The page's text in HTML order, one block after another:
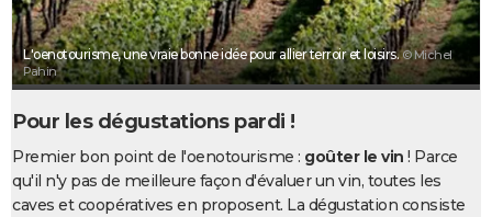
Destinations
City break
Voyage nature
Voyage de noces
Forum
Climat
+
PHOTO
GUIDES D'ACHAT
BONS PLANS
CARTE DE VOEUX
Carte de Noël
Carte Bonne année
Carte Saint-Valentin
Carte Pâques
Carte d'anniversaire
DICTIONNAIRE
L'oenotourisme, une vraie bonne idée pour allier terroir et loisirs.© Michel
Pahin
Pour les dégustations pardi !
Premier bon point de l'oenotourisme : goûter le vin ! Parce
qu'il n'y pas de meilleure façon d'évaluer un vin, toutes les
caves et coopératives en proposent. La dégustation consiste